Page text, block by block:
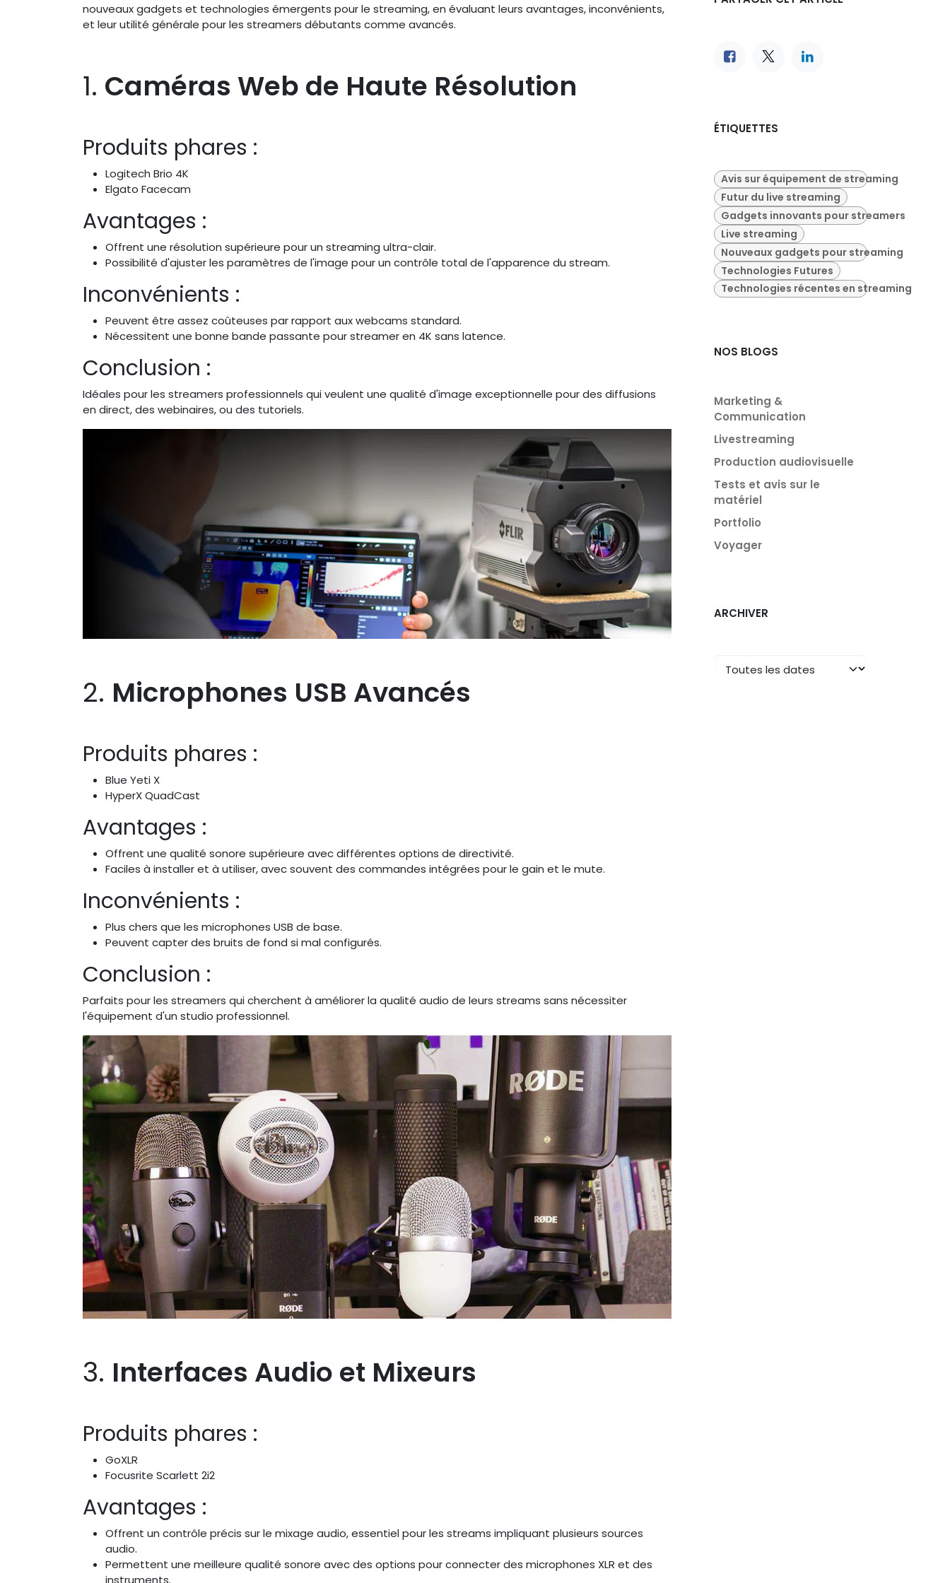
nouveaux gadgets et technologies émergents pour le streaming, en évaluant leurs avantages, inconvénients,
et leur utilité générale pour les streamers débutants comme avancés.
1. Caméras Web de Haute Résolution
Produits phares :
Logitech Brio 4K
Elgato Facecam
Avantages :
Offrent une résolution supérieure pour un streaming ultra-clair.
Possibilité d'ajuster les paramètres de l'image pour un contrôle total de l'apparence du stream.
Inconvénients :
Peuvent être assez coûteuses par rapport aux webcams standard.
Nécessitent une bonne bande passante pour streamer en 4K sans latence.
Conclusion :
Idéales pour les streamers professionnels qui veulent une qualité d'image exceptionnelle pour des diffusions
en direct, des webinaires, ou des tutoriels.
2. Microphones USB Avancés
Produits phares :
Blue Yeti X
HyperX QuadCast
Avantages :
Offrent une qualité sonore supérieure avec différentes options de directivité.
Faciles à installer et à utiliser, avec souvent des commandes intégrées pour le gain et le mute.
Inconvénients :
Plus chers que les microphones USB de base.
Peuvent capter des bruits de fond si mal configurés.
Conclusion :
Parfaits pour les streamers qui cherchent à améliorer la qualité audio de leurs streams sans nécessiter
l'équipement d'un studio professionnel.
3. Interfaces Audio et Mixeurs
Produits phares :
GoXLR
Focusrite Scarlett 2i2
Avantages :
Offrent un contrôle précis sur le mixage audio, essentiel pour les streams impliquant plusieurs sources
audio.
Permettent une meilleure qualité sonore avec des options pour connecter des microphones XLR et des
instruments.
ÉTIQUETTES
Avis sur équipement de streaming
Futur du live streaming
Gadgets innovants pour streamers
Live streaming
Nouveaux gadgets pour streaming
Technologies Futures
Technologies récentes en streaming
NOS BLOGS
Marketing &
Communication
Livestreaming
Production audiovisuelle
Tests et avis sur le
matériel
Portfolio
Voyager
ARCHIVER